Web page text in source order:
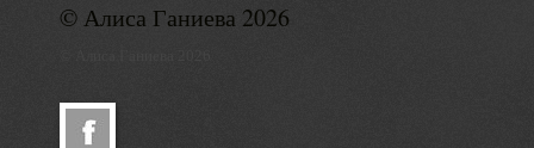
© Алиса Ганиева 2026